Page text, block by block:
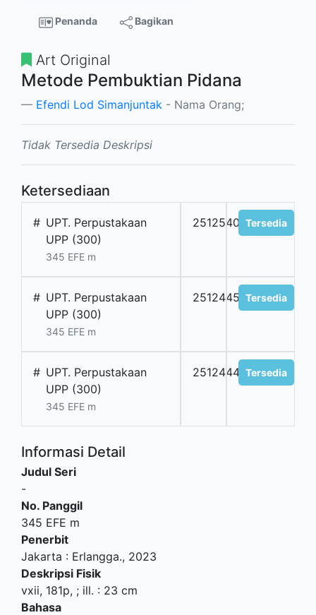
Penanda Bagikan
Art Original
Metode Pembuktian Pidana
Efendi Lod Simanjuntak - Nama Orang;
Tidak Tersedia Deskripsi
Ketersediaan
# UPT. Perpustakaan
UPP (300)
345 EFE m
2512540 Tersedia
# UPT. Perpustakaan
UPP (300)
345 EFE m
2512445 Tersedia
# UPT. Perpustakaan
UPP (300)
345 EFE m
2512444 Tersedia
Informasi Detail
Judul Seri
-
No. Panggil
345 EFE m
Penerbit
Jakarta : Erlangga., 2023
Deskripsi Fisik
vxii, 181p, ; ill. : 23 cm
Bahasa